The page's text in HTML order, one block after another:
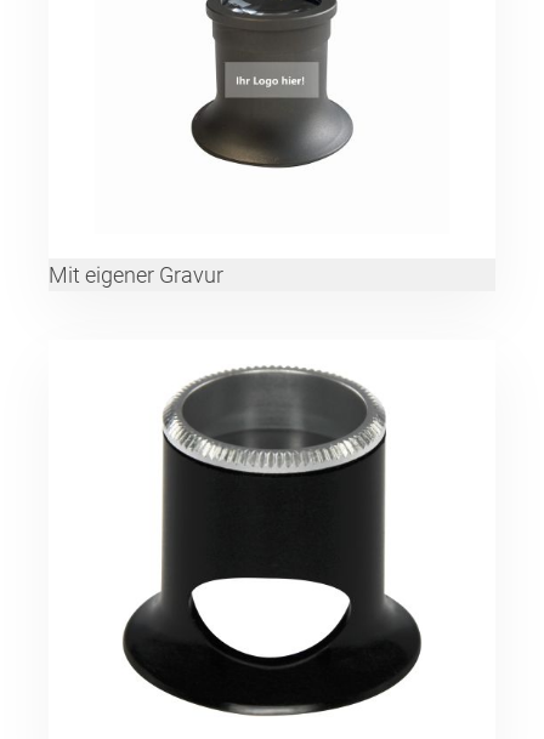
Mit eigener Gravur